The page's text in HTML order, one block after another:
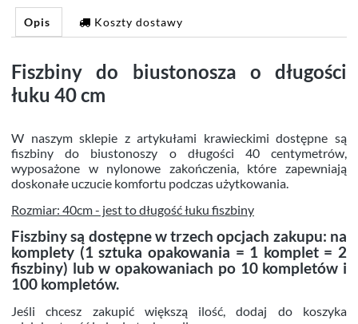
Opis Koszty dostawy
Fiszbiny do biustonosza o długości
łuku 40 cm
W naszym sklepie z artykułami krawieckimi dostępne są
fiszbiny do biustonoszy o długości 40 centymetrów,
wyposażone w nylonowe zakończenia, które zapewniają
doskonałe uczucie komfortu podczas użytkowania.
Rozmiar: 40cm - jest to długość łuku fiszbiny
Fiszbiny są dostępne w trzech opcjach zakupu: na
komplety (1 sztuka opakowania = 1 komplet = 2
fiszbiny) lub w opakowaniach po 10 kompletów i
100 kompletów.
Jeśli chcesz zakupić większą ilość, dodaj do koszyka